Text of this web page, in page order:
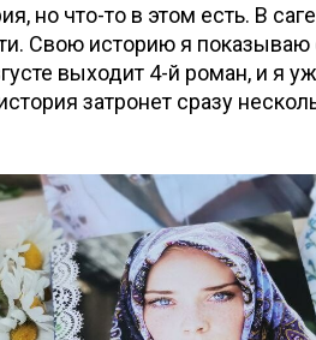
но что-то в этом есть. В
Свою историю я показываю
выходит 4-й роман, и я
затронет сразу